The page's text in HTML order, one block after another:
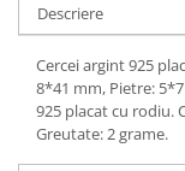
Descriere
Cercei argint 925
8*41 mm, Pietre:
925 placat cu rodiu.
Greutate: 2 grame.